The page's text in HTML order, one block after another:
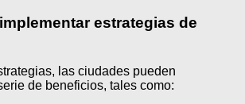
estrategias de
las ciudades pueden
de beneficios, tales como: